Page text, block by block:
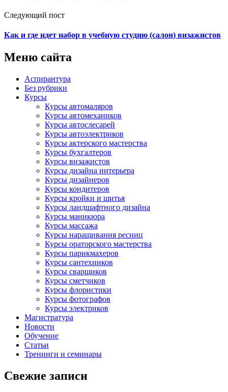
Следующий пост
Как и где идет набор в учебную студию (салон) визажистов
Меню сайта
Аспирантура
Без рубрики
Курсы
Курсы автомаляров
Курсы автомехаников
Курсы автослесарей
Курсы автоэлектриков
Курсы актерского мастерства
Курсы бухгалтеров
Курсы визажистов
Курсы дизайна интерьера
Курсы дизайнеров
Курсы кондитеров
Курсы кройки и шитья
Курсы ландшафтного дизайна
Курсы маникюра
Курсы массажа
Курсы наращивания ресниц
Курсы ораторского мастерства
Курсы парикмахеров
Курсы сантехников
Курсы сварщиков
Курсы сметчиков
Курсы флористики
Курсы фотографов
Курсы электриков
Магистратура
Новости
Обучение
Статьи
Тренинги и семинары
Свежие записи